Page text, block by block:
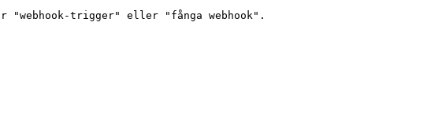
"webhook-trigger" eller "fånga webhook".